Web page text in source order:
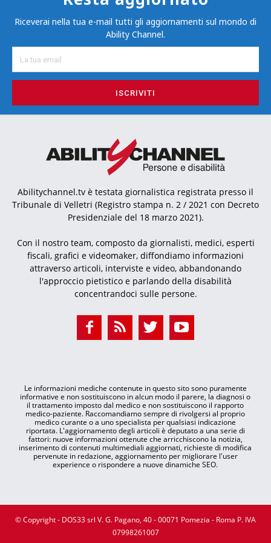
Riceverai nella tua e-mail tutti gli aggiornamenti sul mondo di
Ability Channel.
ISCRIVITI
Abilitychannel.tv è testata giornalistica registrata presso il
Tribunale di Velletri (Registro stampa n. 2 / 2021 con Decreto
Presidenziale del 18 marzo 2021).
Con il nostro team, composto da giornalisti, medici, esperti
fiscali, grafici e videomaker, diffondiamo informazioni
attraverso articoli, interviste e video, abbandonando
l'approccio pietistico e parlando della disabilità
concentrandoci sulle persone.
Le informazioni mediche contenute in questo sito sono puramente
informative e non sostituiscono in alcun modo il parere, la diagnosi o
il trattamento imposto dal medico e non sostituiscono il rapporto
medico-paziente. Raccomandiamo sempre di rivolgersi al proprio
medico curante o a uno specialista per qualsiasi indicazione
riportata. L'aggiornamento degli articoli è deputato a una serie di
fattori: nuove informazioni ottenute che arricchiscono la notizia,
inserimento di contenuti multimediali aggiornati, richieste di modifica
pervenute in redazione, aggiornamento per migliorare l'user
experience o rispondere a nuove dinamiche SEO.
© Copyright - DOS33 srl V. G. Pagano, 40 - 00071 Pomezia - Roma P. IVA
07998261007